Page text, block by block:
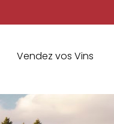
Vendez vos Vins